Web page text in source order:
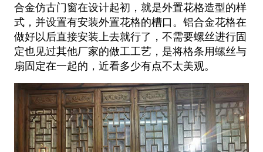
合金仿古门窗在设计起初，就是外置花格造型的样
式，并设置有安装外置花格的槽口。铝合金花格在
做好以后直接安装上去就行了，不需要螺丝进行固
定也见过其他厂家的做工工艺，是将格条用螺丝与
扇固定在一起的，近看多少有点不太美观。